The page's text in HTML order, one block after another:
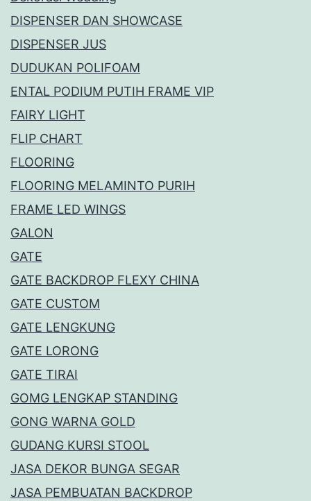
DISPENSER DAN SHOWCASE
DISPENSER JUS
DUDUKAN POLIFOAM
ENTAL PODIUM PUTIH FRAME VIP
FAIRY LIGHT
FLIP CHART
FLOORING
FLOORING MELAMINTO PURIH
FRAME LED WINGS
GALON
GATE
GATE BACKDROP FLEXY CHINA
GATE CUSTOM
GATE LENGKUNG
GATE LORONG
GATE TIRAI
GOMG LENGKAP STANDING
GONG WARNA GOLD
GUDANG KURSI STOOL
JASA DEKOR BUNGA SEGAR
JASA PEMBUATAN BACKDROP